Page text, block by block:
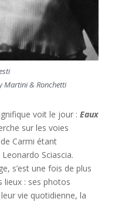
Martini & Ronchetti
voit le jour : Eaux
sur les voies
Carmi étant
Sciascia.
s’est une fois de plus
lieux : ses photos
vie quotidienne, la